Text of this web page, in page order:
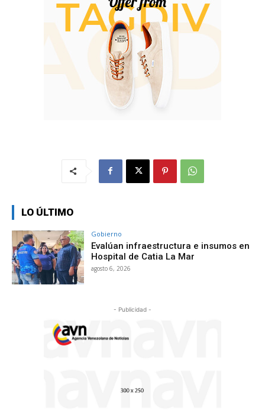
LO ÚLTIMO
Gobierno
Evalúan infraestructura e insumos en
Hospital de Catia La Mar
agosto 6, 2026
- Publicidad -